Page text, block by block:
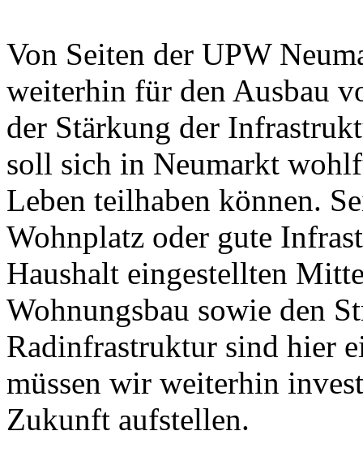
Von Seiten der UPW
weiterhin für den Ausbau
der Stärkung der
soll sich in Neumarkt
Leben teilhaben können.
Wohnplatz oder gute
Haushalt eingestellten
Wohnungsbau sowie den
Radinfrastruktur sind hier
müssen wir weiterhin
Zukunft aufstellen.